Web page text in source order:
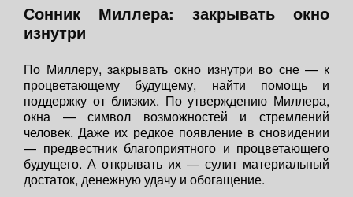
Сонник Миллера: закрывать окно
изнутри
По Миллеру, закрывать окно изнутри во сне — к
процветающему будущему, найти помощь и
поддержку от близких. По утверждению Миллера,
окна — символ возможностей и стремлений
человек. Даже их редкое появление в сновидении
— предвестник благоприятного и процветающего
будущего. А открывать их — сулит материальный
достаток, денежную удачу и обогащение.